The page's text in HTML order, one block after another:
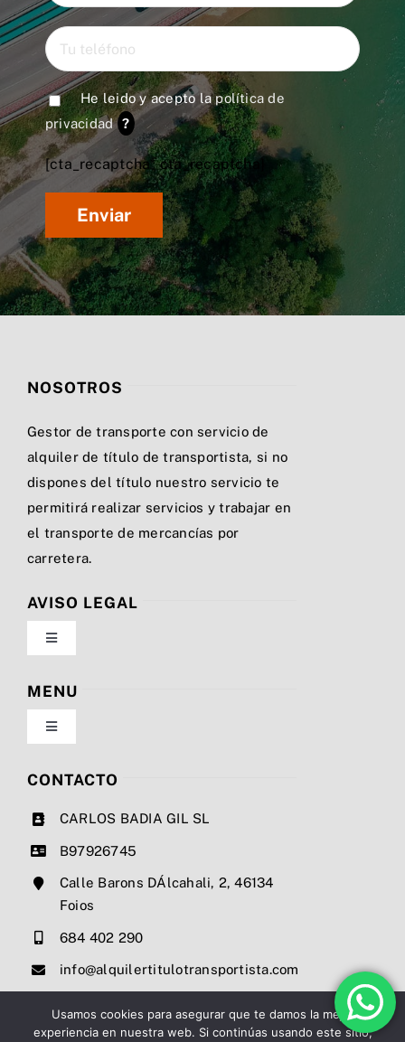
He leido y acepto lapolítica de
privacidad ?
[cta_recaptcha* cta_recaptcha]
NOSOTROS
Gestor de transporte con servicio de
alquiler de título de transportista, si no
dispones del título nuestro servicio te
permitirá realizar servicios y trabajar en
el transporte de mercancías por
carretera.
AVISO LEGAL
Toggle
Navigation
Política de privacidad
Condiciones de uso
MENU
Toggle
Navigation
Nosotros
Precios
Contacto
CONTACTO
CARLOS BADIA GIL SL
B97926745
Calle Barons DÁlcahali, 2, 46134
Foios
684 402 290
info@alquilertitulotransportista.com
Usamos cookies para asegurar que te damos la mejor
experiencia en nuestra web. Si continúas usando este sitio,